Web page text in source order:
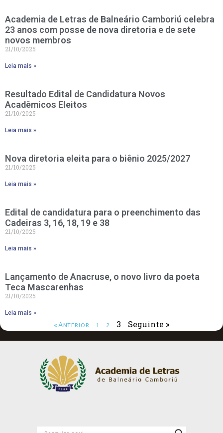
Academia de Letras de Balneário Camboriú celebra
23 anos com posse de nova diretoria e de sete
novos membros
21/10/2025
Leia mais »
Resultado Edital de Candidatura Novos
Acadêmicos Eleitos
21/10/2025
Leia mais »
Nova diretoria eleita para o biênio 2025/2027
21/10/2025
Leia mais »
Edital de candidatura para o preenchimento das
Cadeiras 3, 16, 18, 19 e 38
21/10/2025
Leia mais »
Lançamento de Anacruse, o novo livro da poeta
Teca Mascarenhas
21/10/2025
Leia mais »
« Anterior 1 2 3 Seguinte »